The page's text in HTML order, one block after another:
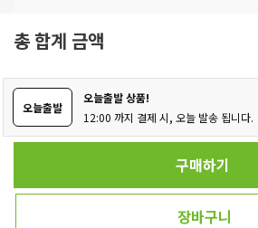
총 합계 금액
오늘출발
오늘출발 상품!
12:00 까지 결제 시, 오늘 발송 됩니다.
구매하기
장바구니